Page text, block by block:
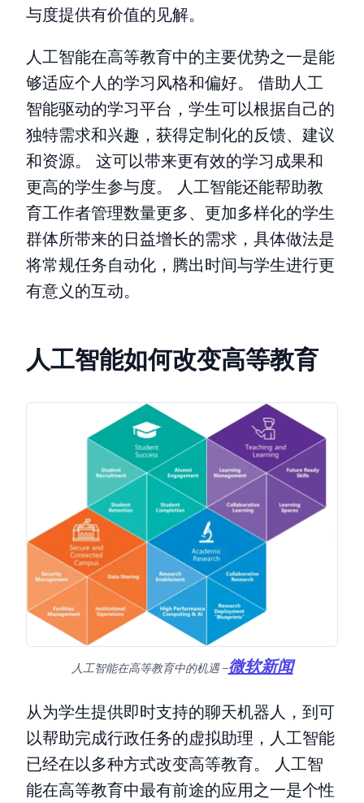
与度提供有价值的见解。
人工智能在高等教育中的主要优势之一是能
够适应个人的学习风格和偏好。 借助人工
智能驱动的学习平台，学生可以根据自己的
独特需求和兴趣，获得定制化的反馈、建议
和资源。 这可以带来更有效的学习成果和
更高的学生参与度。 人工智能还能帮助教
育工作者管理数量更多、更加多样化的学生
群体所带来的日益增长的需求，具体做法是
将常规任务自动化，腾出时间与学生进行更
有意义的互动。
人工智能如何改变高等教育
人工智能在高等教育中的机遇 –微软新闻
从为学生提供即时支持的聊天机器人，到可
以帮助完成行政任务的虚拟助理，人工智能
已经在以多种方式改变高等教育。 人工智
能在高等教育中最有前途的应用之一是个性